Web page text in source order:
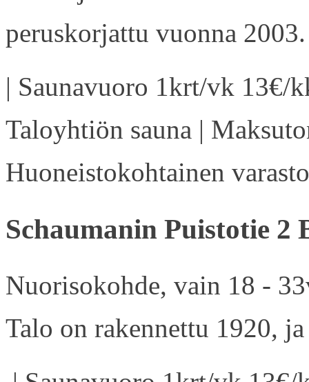
peruskorjattu vuonna 2003.
| Saunavuoro 1krt/vk 13€/
Taloyhtiön sauna |
Huoneistokohtainen
Schaumanin Puistotie 2
Nuorisokohde, vain 18 -
Talo on rakennettu 1920,